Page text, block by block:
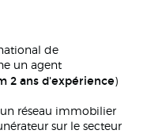
de
un agent
2 ans d'expérience )
réseau immobilier
sur le secteur